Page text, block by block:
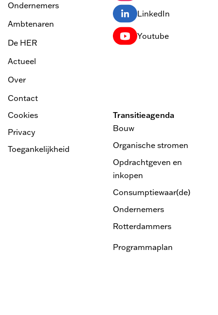
Ondernemers
Ambtenaren
De HER
Actueel
Over
Contact
LinkedIn
Youtube
Cookies
Privacy
Toegankelijkheid
Transitieagenda
Bouw
Organische stromen
Opdrachtgeven en
inkopen
Consumptiewaar(de)
Ondernemers
Rotterdammers
Programmaplan